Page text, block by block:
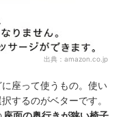
出典： amazon.co.jp
座って使うもの。使い
するのがベターです。